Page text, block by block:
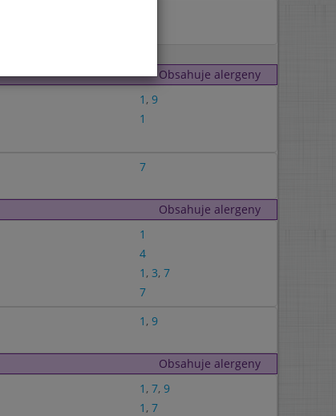
Obsahuje alergeny
1 , 9
1
7
Obsahuje alergeny
1
4
1 , 3, 7
7
1 , 9
Obsahuje alergeny
1 , 7, 9
1 , 7